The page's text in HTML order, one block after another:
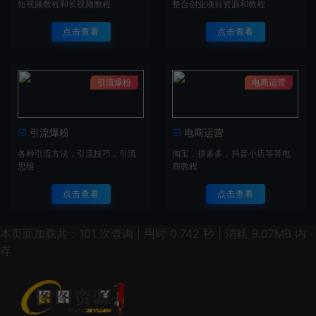
短视频教程和长视频教程
点击查看
整合创业项目资源和教程
点击查看
引流爆粉
引流爆粉
各种引流方法，引流技巧，引流
思维
点击查看
电商运营
电商运营
淘宝，拼多多，抖音小店等等电
商教程
点击查看
本页面加载共：101 次查询 | 用时 0.742 秒 | 消耗 9.07MB 内
存